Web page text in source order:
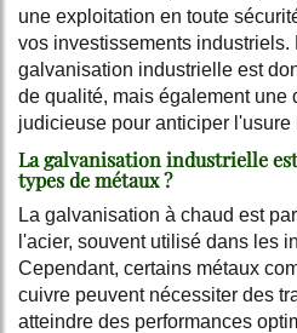
une exploitation en toute
vos investissements industriels.
galvanisation industrielle est
de qualité, mais également une
judicieuse pour anticiper
La galvanisation industrielle
types de métaux ?
La galvanisation à chaud est
l'acier, souvent utilisé dans les
Cependant, certains métaux
cuivre peuvent nécessiter des
atteindre des performances